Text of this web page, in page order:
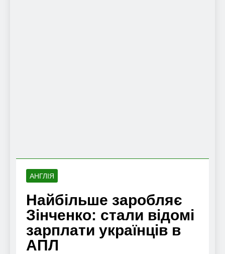
АНГЛІЯ
Найбільше заробляє
Зінченко: стали відомі
зарплати українців в
АПЛ